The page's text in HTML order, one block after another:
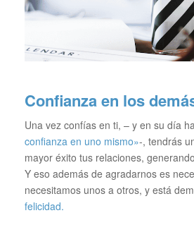
Confianza en los
Una vez confías en ti, – y en su día
confianza en uno mismo»-, tendrás
mayor éxito tus relaciones,
Y eso además de agradarnos es
necesitamos unos a otros, y está
felicidad.